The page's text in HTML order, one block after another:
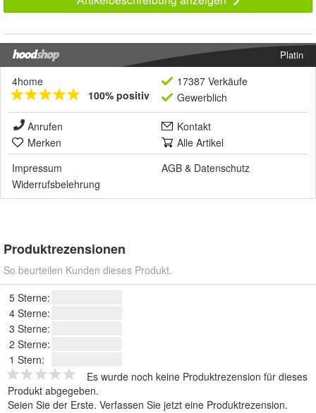
Platin
4home
100% positiv
17387 Verkäufe
Gewerblich
Anrufen
Kontakt
Merken
Alle Artikel
Impressum
AGB & Datenschutz
Widerrufsbelehrung
Produktrezensionen
So beurteilen Kunden dieses Produkt.
5 Sterne:
4 Sterne:
3 Sterne:
2 Sterne:
1 Stern:
Es wurde noch keine Produktrezension für dieses
Produkt abgegeben.
Seien Sie der Erste. Verfassen Sie jetzt eine Produktrezension.